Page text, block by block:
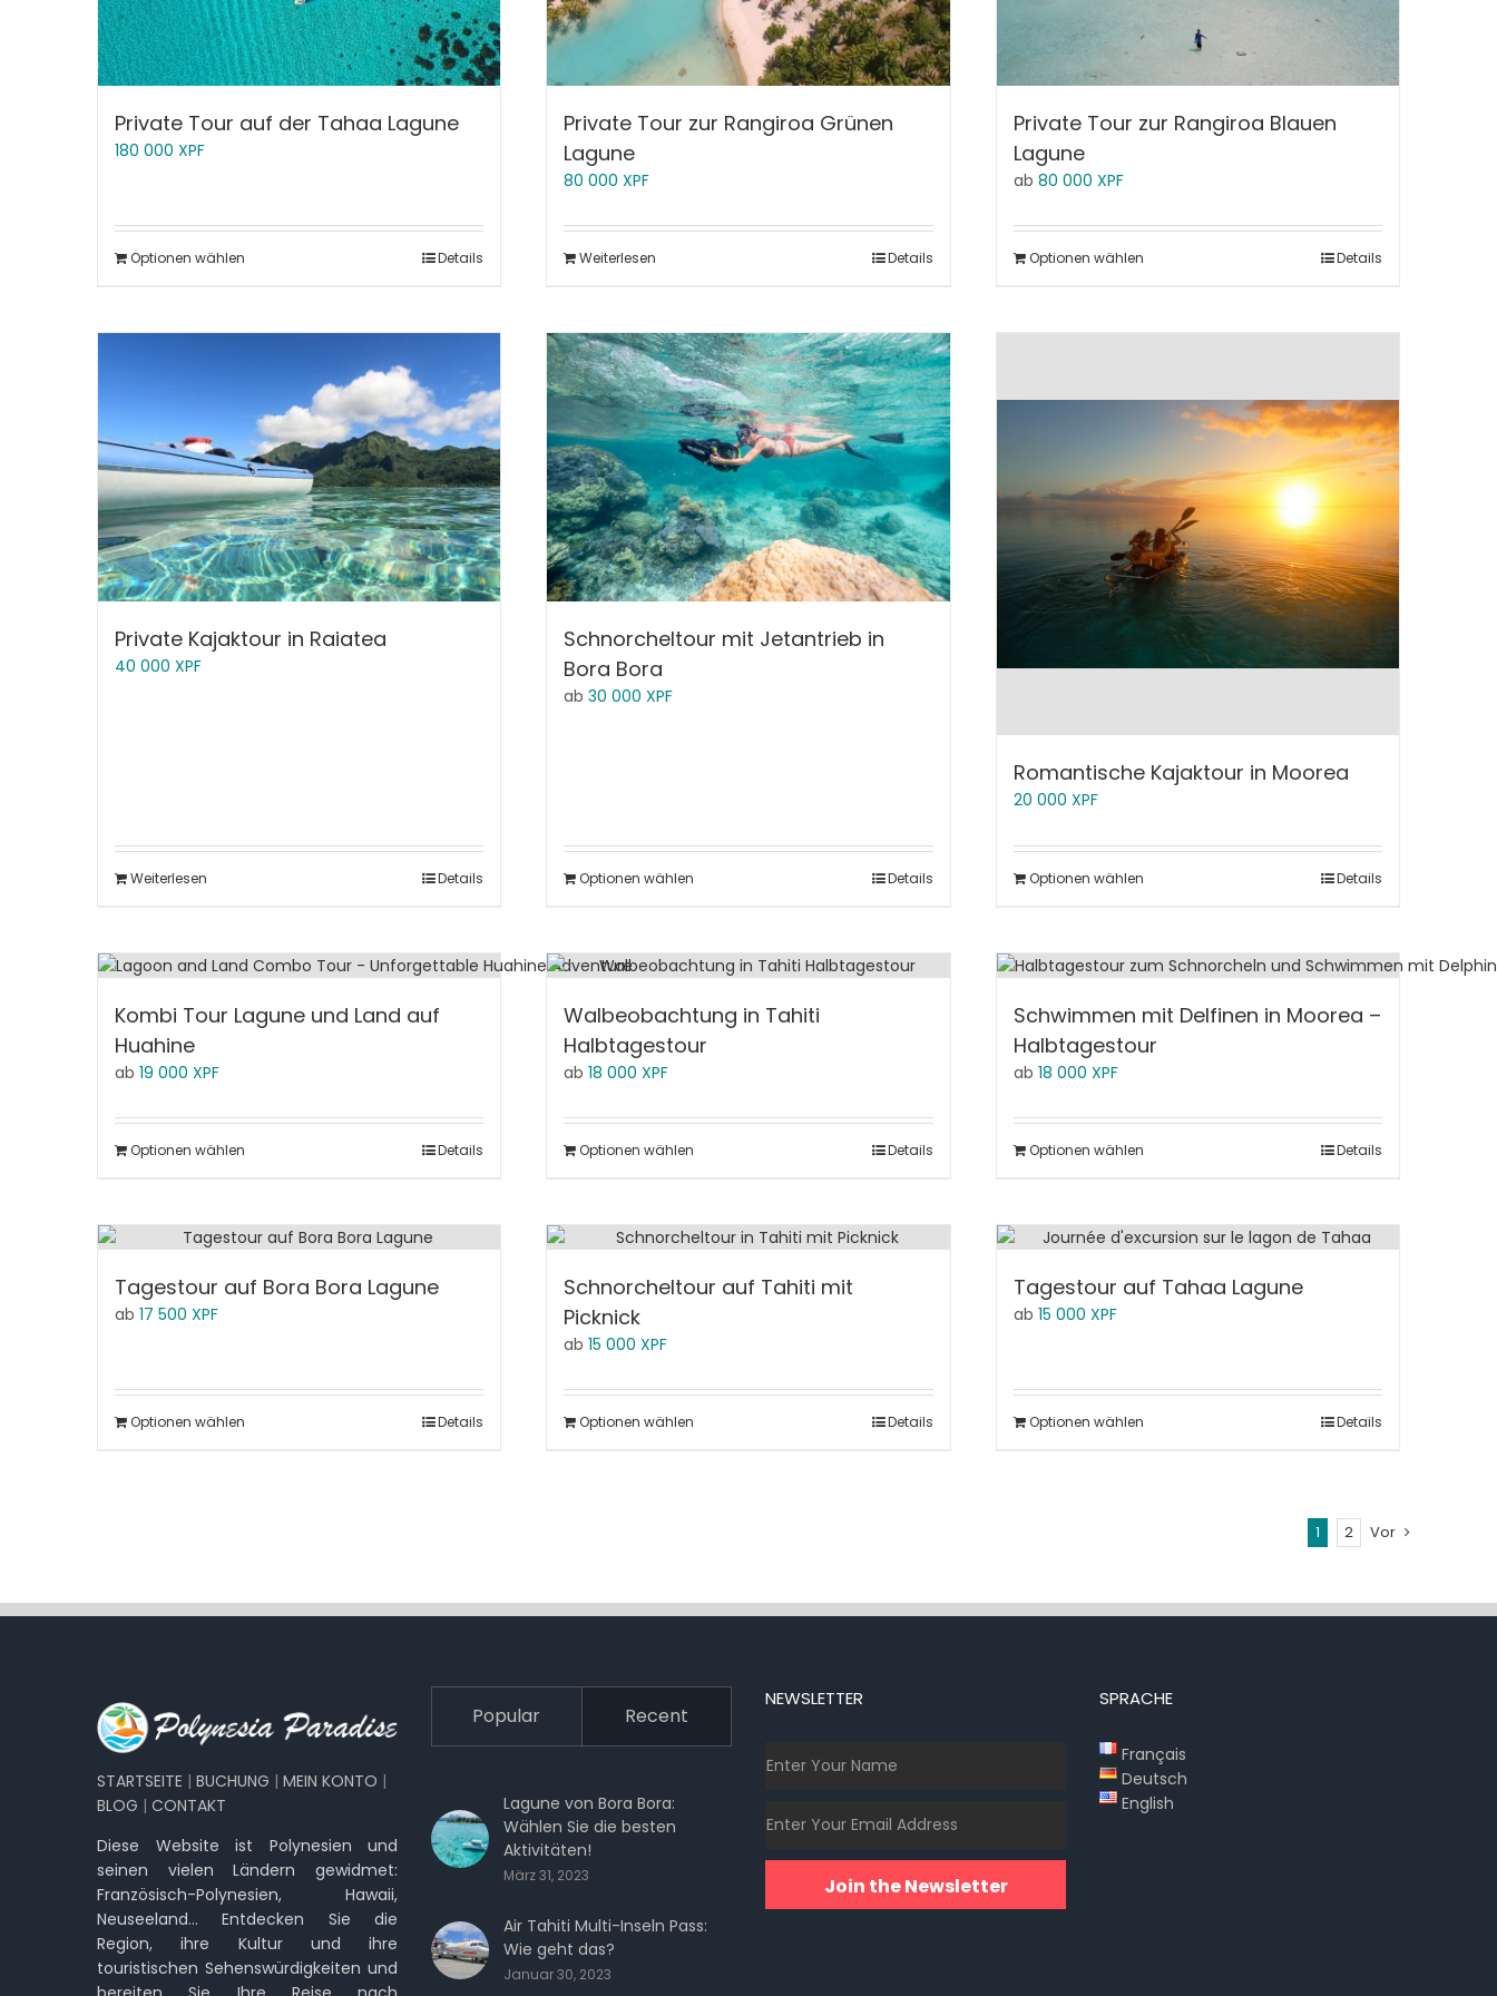
Private Tour auf der Tahaa Lagune
180 000 XPF
Optionen wählen Details
Private Tour zur Rangiroa Grünen
Lagune
80 000XPF
Weiterlesen Details
Private Tour zur Rangiroa Blauen
Lagune
ab 80 000 XPF
Optionen wählen Details
Private Kajaktour in Raiatea
40 000 XPF
Weiterlesen Details
Schnorcheltour mit Jetantrieb in
Bora Bora
ab30 000XPF
Optionen wählen Details
Romantische Kajaktour in Moorea
20 000 XPF
Optionen wählen Details
Kombi Tour Lagune und Land auf
Huahine
ab 19 000 XPF
Optionen wählen Details
Walbeobachtung in Tahiti
Halbtagestour
ab18 000XPF
Optionen wählen Details
Schwimmen mit Delfinen in Moorea –
Halbtagestour
ab 18 000 XPF
Optionen wählen Details
Tagestour auf Bora Bora Lagune
ab 17 500 XPF
Optionen wählen Details
Schnorcheltour auf Tahiti mit
Picknick
ab15 000XPF
Optionen wählen Details
Tagestour auf Tahaa Lagune
ab 15 000 XPF
Optionen wählen Details
1 2 Vor
STARTSEITE | BUCHUNG | MEIN KONTO |
BLOG | CONTAKT
Diese Website ist Polynesien und
seinen vielen Ländern gewidmet:
Französisch-Polynesien, Hawaii,
Neuseeland… Entdecken Sie die
Region, ihre Kultur und ihre
touristischen Sehenswürdigkeiten und
Popular Recent
Lagune von Bora Bora:
Wählen Sie die besten
Aktivitäten!
März 31, 2023
Air Tahiti Multi-Inseln Pass:
Wie geht das?
Januar 30, 2023
NEWSLETTER
Join the Newsletter
SPRACHE
Français
Deutsch
English